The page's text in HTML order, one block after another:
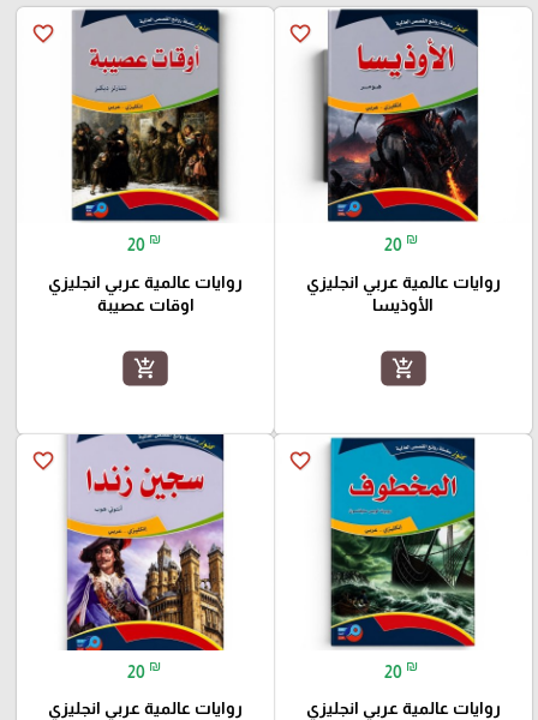
favorite_border
20 ₪
روايات عالمية عربي انجليزي
الأوذيسا
add_shopping_cart
favorite_border
20 ₪
روايات عالمية عربي انجليزي
اوقات عصيبة
add_shopping_cart
favorite_border
20 ₪
روايات عالمية عربي انجليزي
favorite_border
20 ₪
روايات عالمية عربي انجليزي